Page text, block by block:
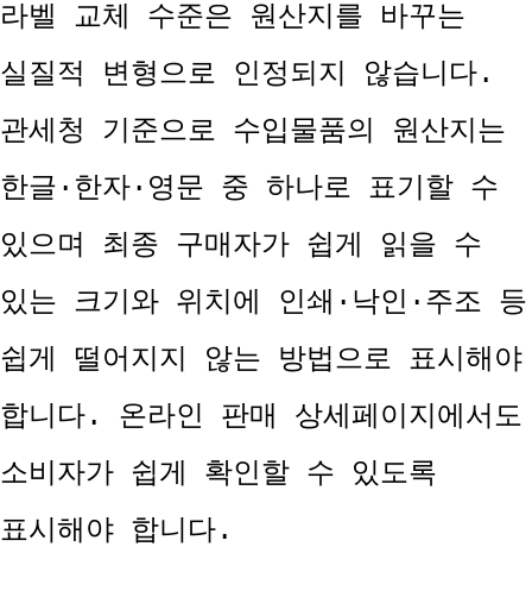
라벨 교체 수준은 원산지를 바꾸는
실질적 변형으로 인정되지 않습니다.
관세청 기준으로 수입물품의 원산지는
한글·한자·영문 중 하나로 표기할 수
있으며 최종 구매자가 쉽게 읽을 수
있는 크기와 위치에 인쇄·낙인·주조 등
쉽게 떨어지지 않는 방법으로 표시해야
합니다. 온라인 판매 상세페이지에서도
소비자가 쉽게 확인할 수 있도록
표시해야 합니다.